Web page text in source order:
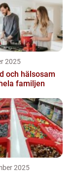
2025
och hälsosam
familjen
2025